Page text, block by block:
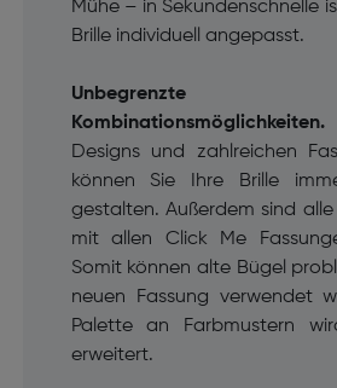
Mühe – in Sekundenschnelle
Brille individuell angepasst.
Unbegrenzte
Kombinationsmöglichkeiten.
Designs und zahlreichen
können Sie Ihre Brille
gestalten. Außerdem sind alle
mit allen Click Me
Somit können alte Bügel
neuen Fassung verwendet
Palette an Farbmustern
erweitert.